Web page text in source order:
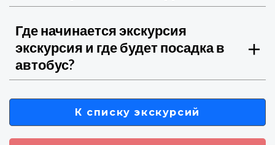
Где начинается экскурсия
экскурсия и где будет посадка в
автобус?
К списку экскурсий